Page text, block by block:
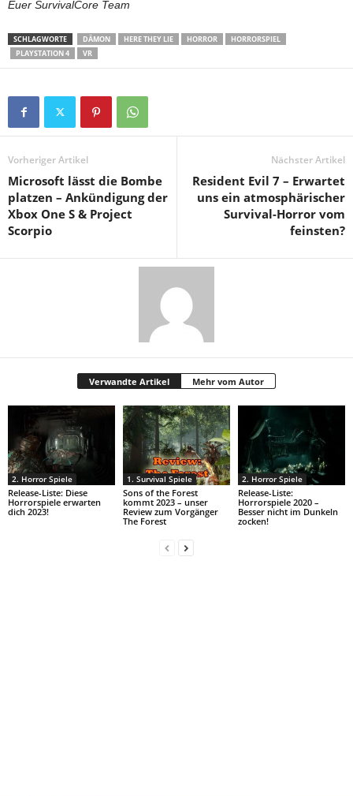
Euer SurvivalCore Team
SCHLAGWORTE DÄMON HERE THEY LIE HORROR
HORRORSPIEL
PLAYSTATION 4
VR
Vorheriger Artikel
Microsoft lässt die Bombe
platzen – Ankündigung der
Xbox One S & Project
Scorpio
Nächster Artikel
Resident Evil 7 – Erwartet
uns ein atmosphärischer
Survival-Horror vom
feinsten?
Verwandte Artikel Mehr vom Autor
2. Horror Spiele
Release-Liste: Diese
Horrorspiele erwarten
dich 2023!
1. Survival Spiele
Sons of the Forest
kommt 2023 – unser
Review zum Vorgänger
The Forest
2. Horror Spiele
Release-Liste:
Horrorspiele 2020 –
Besser nicht im Dunkeln
zocken!